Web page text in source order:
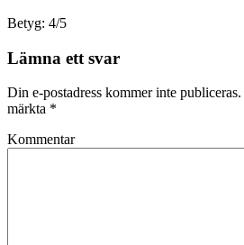
Betyg: 4/5
Lämna ett svar
Din e-postadress kommer inte publiceras.
märkta *
Kommentar